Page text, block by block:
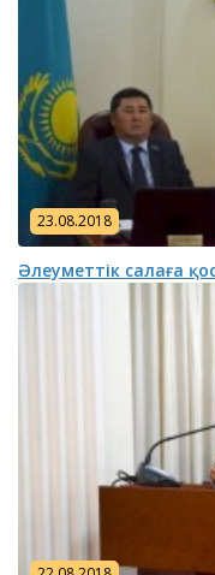
23.08.2018
Әлеуметтік салаға